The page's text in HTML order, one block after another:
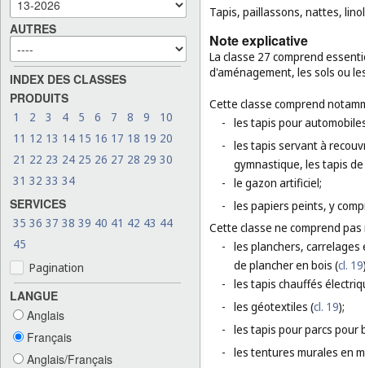
AUTRES
INDEX DES CLASSES
PRODUITS
1 2 3 4 5 6 7 8 9
10
11 12 13 14 15 16 17 18 19 20
21 22 23 24 25 26 27 28 29 30
31 32 33 34
SERVICES
35 36 37 38 39 40 41 42 43 44
45
Pagination
LANGUE
Anglais
Français
Anglais/Français
Tapis, paillassons, nattes,
Note explicative
La classe 27 comprend
d'aménagement, les sols ou
Cette classe comprend
- les tapis pour
- les tapis servant à
gymnastique, les tapis
- le gazon artificiel;
- les papiers peints, y
Cette classe ne comprend
- les planchers,
de plancher en bois (cl. 19
- les tapis chauffés
- les géotextiles (cl. 19);
- les tapis pour parcs pour
- les tentures murales en